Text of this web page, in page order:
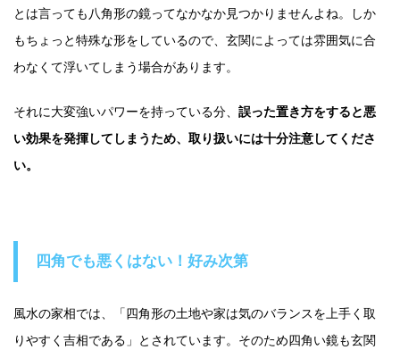
とは言っても八角形の鏡ってなかなか見つかりませんよね。しか
もちょっと特殊な形をしているので、玄関によっては雰囲気に合
わなくて浮いてしまう場合があります。
それに大変強いパワーを持っている分、 誤った置き方をすると悪
い効果を発揮してしまうため、取り扱いには十分注意してくださ
い。
四角でも悪くはない！好み次第
風水の家相では、「四角形の土地や家は気のバランスを上手く取
りやすく吉相である」とされています。そのため四角い鏡も玄関